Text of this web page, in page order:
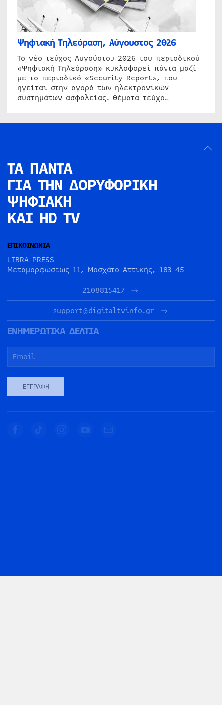
Ψηφιακή Τηλεόραση, Αύγουστος 2026
Το νέο τεύχος Αυγούστου 2026 του περιοδικού
«Ψηφιακή Τηλεόραση» κυκλοφορεί πάντα μαζί
με το περιοδικό «Security Report», που
ηγείται στην αγορά των ηλεκτρονικών
συστημάτων ασφαλείας. Θέματα τεύχο…
ΤΑ ΠΑΝΤΑ
ΓΙΑ ΤΗΝ ΔΟΡΥΦΟΡΙΚΗ
ΨΗΦΙΑΚΗ
ΚΑΙ HD TV
ΕΠΙΚΟΙΝΩΝΙΑ
LIBRA PRESS
Μεταμορφώσεως 11, Μοσχάτο Αττικής, 183 45
2108815417
support@digitaltvinfo.gr
ΕΝΗΜΕΡΩΤΙΚΑ ΔΕΛΤΙΑ
ΕΓΓΡΑΦΉ